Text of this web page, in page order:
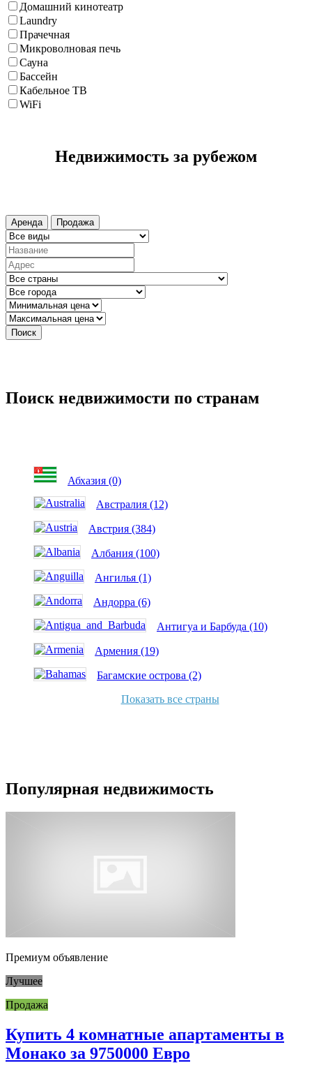
Домашний кинотеатр
Laundry
Прачечная
Микроволновая печь
Сауна
Бассейн
Кабельное ТВ
WiFi
Недвижимость за рубежом
Аренда Продажа
Поиск
Поиск недвижимости по странам
Абхазия (0)
Австралия (12)
Австрия (384)
Албания (100)
Ангилья (1)
Андорра (6)
Антигуа и Барбуда (10)
Армения (19)
Багамские острова (2)
Показать все страны
Популярная недвижимость
Премиум объявление
Лучшее
Продажа
Купить 4 комнатные апартаменты в
Монако за 9750000 Евро